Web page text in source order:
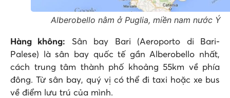
Alberobello nằm ở Puglia, miền nam nước Ý
Hàng không: Sân bay Bari (Aeroporto di Bari-
Palese) là sân bay quốc tế gần Alberobello nhất,
cách trung tâm thành phố khoảng 55km về phía
đông. Từ sân bay, quý vị có thể đi taxi hoặc xe bus
về điểm lưu trú của mình.